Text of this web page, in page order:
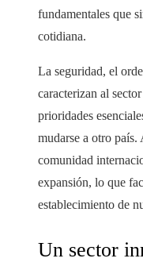
fundamentales que
cotidiana.
La seguridad, el
caracterizan al
prioridades
mudarse a otro país.
comunidad
expansión, lo que
establecimiento de
Un sector